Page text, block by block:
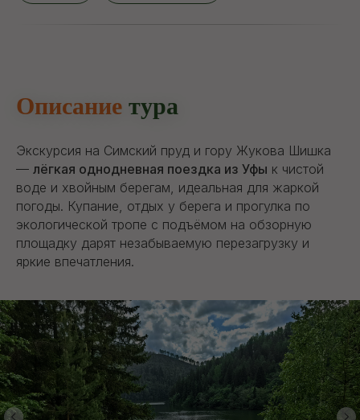
Описание тура
Экскурсия на Симский пруд и гору Жукова Шишка
— лёгкая однодневная поездка из Уфы к чистой
воде и хвойным берегам, идеальная для жаркой
погоды. Купание, отдых у берега и прогулка по
экологической тропе с подъёмом на обзорную
площадку дарят незабываемую перезагрузку и
яркие впечатления.